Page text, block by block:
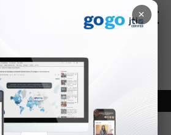
×
Зурхай
8.07
Шинэ